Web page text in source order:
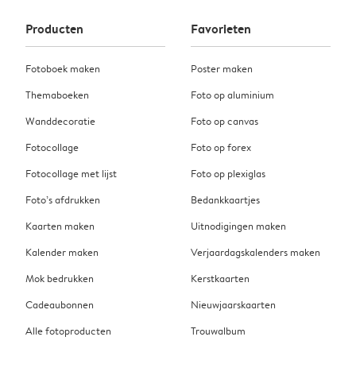
Producten
Fotoboek maken
Themaboeken
Wanddecoratie
Fotocollage
Fotocollage met lijst
Foto’s afdrukken
Kaarten maken
Kalender maken
Mok bedrukken
Cadeaubonnen
Alle fotoproducten
Favorieten
Poster maken
Foto op aluminium
Foto op canvas
Foto op forex
Foto op plexiglas
Bedankkaartjes
Uitnodigingen maken
Verjaardagskalenders maken
Kerstkaarten
Nieuwjaarskaarten
Trouwalbum